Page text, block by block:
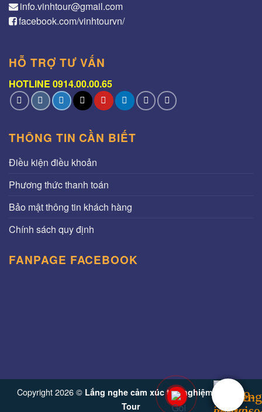
info.vinhtour@gmail.com
facebook.com/vinhtourvn/
HỖ TRỢ TƯ VẤN
HOTLINE 0914.00.00.65
THÔNG TIN CẦN BIẾT
Điều kiện điều khoản
Phương thức thanh toán
Bảo mật thông tin khách hàng
Chính sách quy định
FANPAGE FACEBOOK
Copyright 2026 © Lắng nghe cảm xúc trải nghiệm từ Vinh
Tour